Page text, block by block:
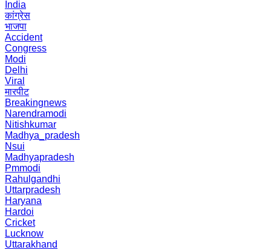
India
कांग्रेस
भाजपा
Accident
Congress
Modi
Delhi
Viral
मारपीट
Breakingnews
Narendramodi
Nitishkumar
Madhya_pradesh
Nsui
Madhyapradesh
Pmmodi
Rahulgandhi
Uttarpradesh
Haryana
Hardoi
Cricket
Lucknow
Uttarakhand